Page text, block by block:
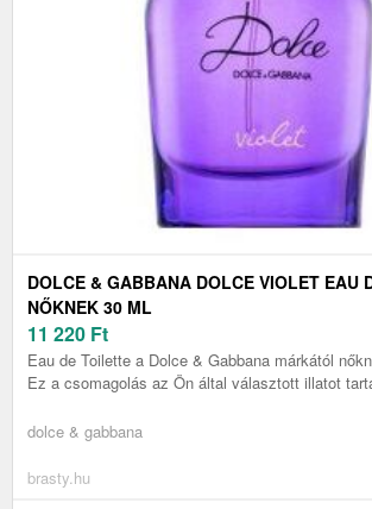
DOLCE & GABBANA DOLCE VIOLET EAU
NŐKNEK 30 ML
11 220 Ft
Eau de Toilette a Dolce & Gabbana márkától
Ez a csomagolás az Ön által választott illatot
dolce & gabbana
brasty.hu